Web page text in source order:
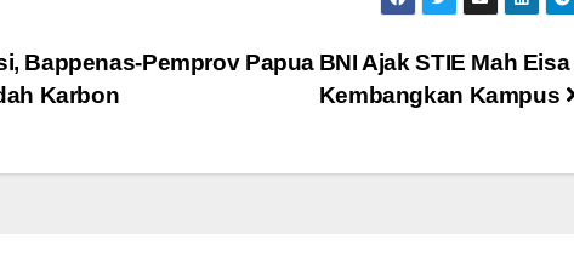
BNI Ajak STIE Mah Eisa
Kembangkan Kampus
Bappenas-Pemprov Papua
Karbon